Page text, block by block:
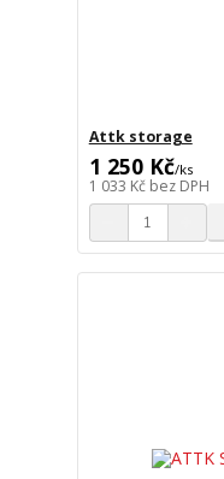
Attk storage
1 250 Kč/ks
1 033 Kč bez DPH